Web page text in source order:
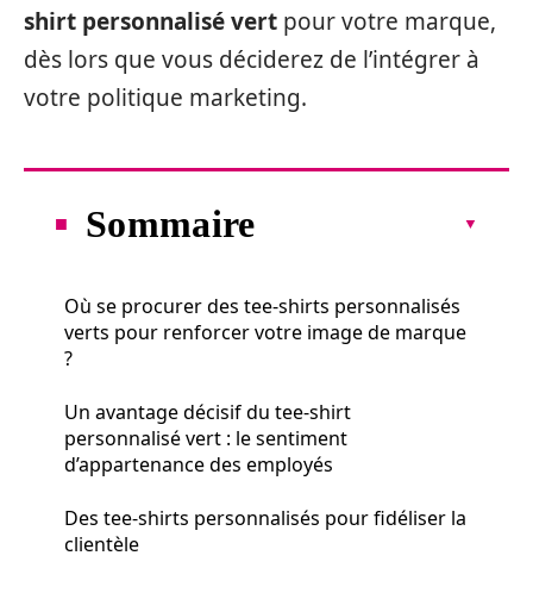
shirt personnalisé vert pour votre marque,
dès lors que vous déciderez de l’intégrer à
votre politique marketing.
Sommaire
Où se procurer des tee-shirts personnalisés
verts pour renforcer votre image de marque
?
Un avantage décisif du tee-shirt
personnalisé vert : le sentiment
d’appartenance des employés
Des tee-shirts personnalisés pour fidéliser la
clientèle